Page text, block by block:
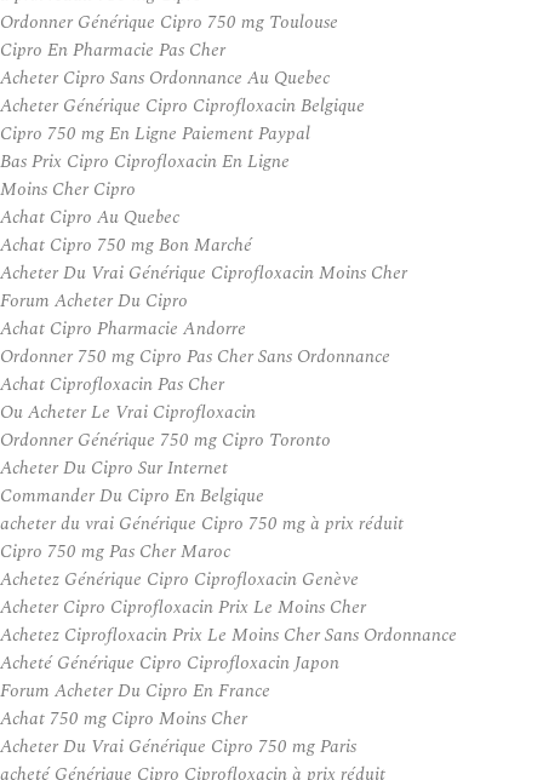
Ordonner Générique Cipro 750 mg Toulouse
Cipro En Pharmacie Pas Cher
Acheter Cipro Sans Ordonnance Au Quebec
Acheter Générique Cipro Ciprofloxacin Belgique
Cipro 750 mg En Ligne Paiement Paypal
Bas Prix Cipro Ciprofloxacin En Ligne
Moins Cher Cipro
Achat Cipro Au Quebec
Achat Cipro 750 mg Bon Marché
Acheter Du Vrai Générique Ciprofloxacin Moins Cher
Forum Acheter Du Cipro
Achat Cipro Pharmacie Andorre
Ordonner 750 mg Cipro Pas Cher Sans Ordonnance
Achat Ciprofloxacin Pas Cher
Ou Acheter Le Vrai Ciprofloxacin
Ordonner Générique 750 mg Cipro Toronto
Acheter Du Cipro Sur Internet
Commander Du Cipro En Belgique
acheter du vrai Générique Cipro 750 mg à prix réduit
Cipro 750 mg Pas Cher Maroc
Achetez Générique Cipro Ciprofloxacin Genève
Acheter Cipro Ciprofloxacin Prix Le Moins Cher
Achetez Ciprofloxacin Prix Le Moins Cher Sans Ordonnance
Acheté Générique Cipro Ciprofloxacin Japon
Forum Acheter Du Cipro En France
Achat 750 mg Cipro Moins Cher
Acheter Du Vrai Générique Cipro 750 mg Paris